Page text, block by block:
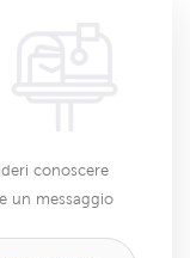
conoscere
un messaggio